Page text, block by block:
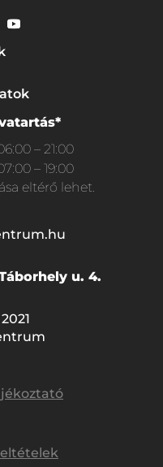
– 21:00
– 19:00
eltérő lehet.
u. 4.